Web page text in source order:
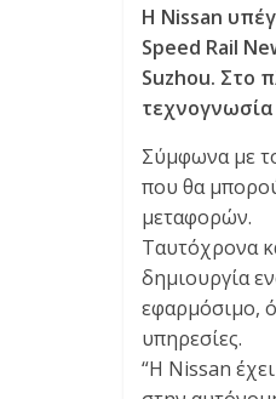
Η Nissan
Speed Rail
Suzhou. Στο
Σύμφωνα με
που θα
μεταφορών.
Ταυτόχρονα
δημιουργία
εφαρμόσιμο,
υπηρεσίες.
“Η Nissan